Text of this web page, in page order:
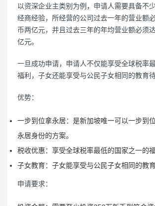
以资深企业主类别为例，申请人需要具备不
经商经验，所经营的公司过去一年的营业额
币两亿元，并且过去三年的年均营业额必须
亿元。
一旦成功申请，申请人不仅能享受全球税率
福利，子女还能享受与公民子女相同的教育待
优势：
一步到位拿永居：是新加坡唯一可以一步到
永居身份的方案。
税收优惠：享受全球税率最低的国家之一的福
子女教育：子女能享受与公民子女相同的教育
申请要求：